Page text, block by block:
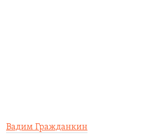
Вадим Гражданкин